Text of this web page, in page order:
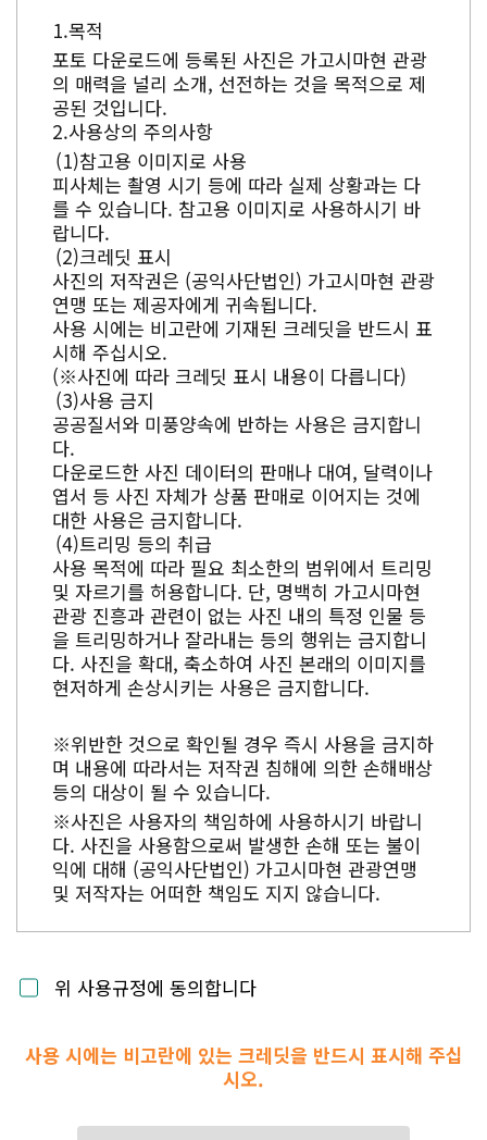
목적
포토 다운로드에 등록된 사진은 가고시마현 관광
의 매력을 널리 소개, 선전하는 것을 목적으로 제
공된 것입니다.
사용상의 주의사항
참고용 이미지로 사용
피사체는 촬영 시기 등에 따라 실제 상황과는 다
를 수 있습니다. 참고용 이미지로 사용하시기 바
랍니다.
크레딧 표시
사진의 저작권은 (공익사단법인) 가고시마현 관광
연맹 또는 제공자에게 귀속됩니다.
사용 시에는 비고란에 기재된 크레딧을 반드시 표
시해 주십시오.
(※사진에 따라 크레딧 표시 내용이 다릅니다)
사용 금지
공공질서와 미풍양속에 반하는 사용은 금지합니
다.
다운로드한 사진 데이터의 판매나 대여, 달력이나
엽서 등 사진 자체가 상품 판매로 이어지는 것에
대한 사용은 금지합니다.
트리밍 등의 취급
사용 목적에 따라 필요 최소한의 범위에서 트리밍
및 자르기를 허용합니다. 단, 명백히 가고시마현
관광 진흥과 관련이 없는 사진 내의 특정 인물 등
을 트리밍하거나 잘라내는 등의 행위는 금지합니
다. 사진을 확대, 축소하여 사진 본래의 이미지를
현저하게 손상시키는 사용은 금지합니다.
※위반한 것으로 확인될 경우 즉시 사용을 금지하
며 내용에 따라서는 저작권 침해에 의한 손해배상
등의 대상이 될 수 있습니다.
※사진은 사용자의 책임하에 사용하시기 바랍니
다. 사진을 사용함으로써 발생한 손해 또는 불이
익에 대해 (공익사단법인) 가고시마현 관광연맹
및 저작자는 어떠한 책임도 지지 않습니다.
위 사용규정에 동의합니다
사용 시에는 비고란에 있는 크레딧을 반드시 표시해 주십
시오.